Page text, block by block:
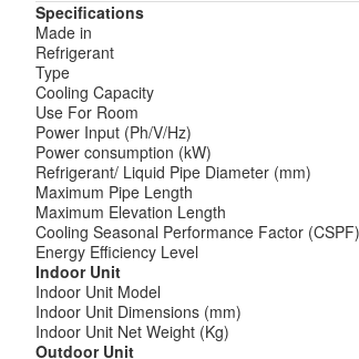
Specifications
Made in
Refrigerant
Type
Cooling Capacity
Use For Room
Power Input (Ph/V/Hz)
Power consumption (kW)
Refrigerant/ Liquid Pipe Diameter (mm)
Maximum Pipe Length
Maximum Elevation Length
Cooling Seasonal Performance Factor (CSPF)
Energy Efficiency Level
Indoor Unit
Indoor Unit Model
Indoor Unit Dimensions (mm)
Indoor Unit Net Weight (Kg)
Outdoor Unit